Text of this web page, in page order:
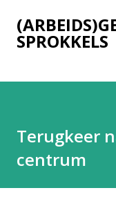
SPROKKELS
Terugkeer
centrum